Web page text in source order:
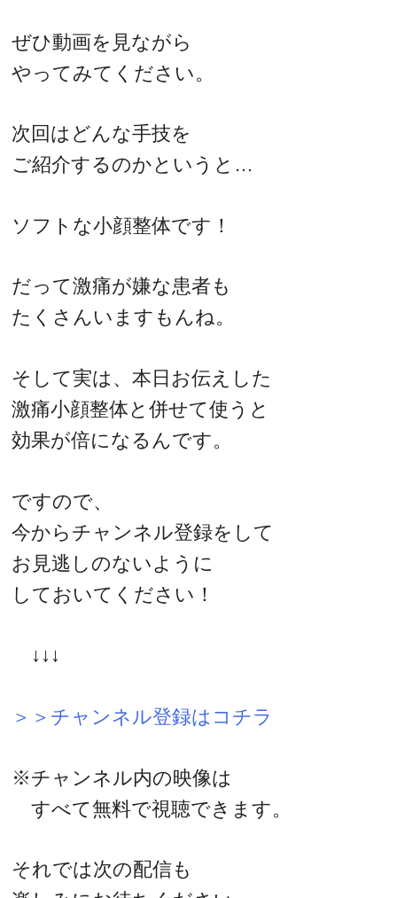
ぜひ動画を見ながら
やってみてください。
次回はどんな手技を
ご紹介するのかというと…
ソフトな小顔整体です！
だって激痛が嫌な患者も
たくさんいますもんね。
そして実は、本日お伝えした
激痛小顔整体と併せて使うと
効果が倍になるんです。
ですので、
今からチャンネル登録をして
お見逃しのないように
しておいてください！
↓↓↓
＞＞チャンネル登録はコチラ
※チャンネル内の映像は
すべて無料で視聴できます。
それでは次の配信も